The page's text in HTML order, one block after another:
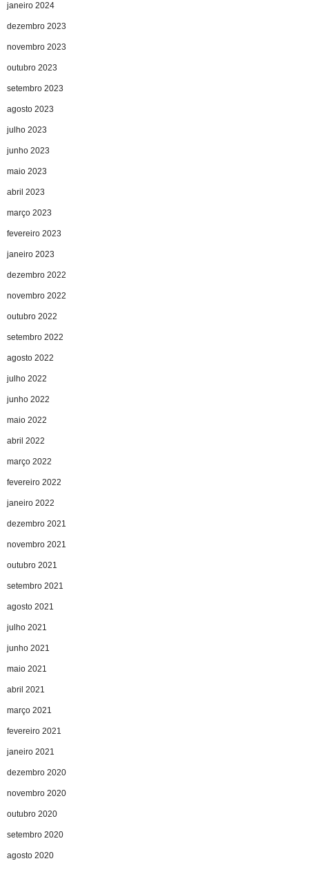
janeiro 2024
dezembro 2023
novembro 2023
outubro 2023
setembro 2023
agosto 2023
julho 2023
junho 2023
maio 2023
abril 2023
março 2023
fevereiro 2023
janeiro 2023
dezembro 2022
novembro 2022
outubro 2022
setembro 2022
agosto 2022
julho 2022
junho 2022
maio 2022
abril 2022
março 2022
fevereiro 2022
janeiro 2022
dezembro 2021
novembro 2021
outubro 2021
setembro 2021
agosto 2021
julho 2021
junho 2021
maio 2021
abril 2021
março 2021
fevereiro 2021
janeiro 2021
dezembro 2020
novembro 2020
outubro 2020
setembro 2020
agosto 2020